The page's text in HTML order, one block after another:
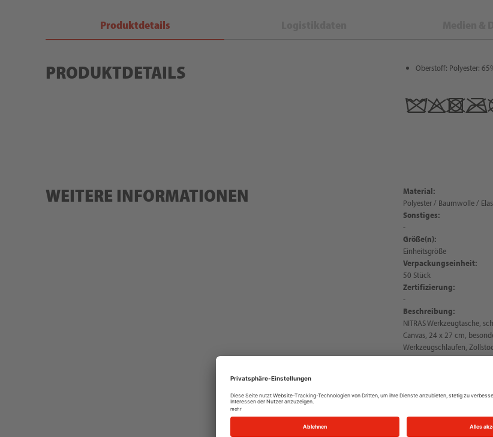
Produktdetails
PRODUKTDETAILS Oberstoff: Polyester:
WEITERE INFORMATIONEN
Material:
Polyester / Baumwolle /
Sonstiges:
-
Größe(n):
Einheitsgröße
Verpackungseinheit:
50 Stück
Zertifizierung:
-
Beschreibung:
NITRAS Werkzeugtasche,
Canvas, 24 x 27 cm,
Werkzeugschlaufen,
mit YKK-Reißverschluss,
Druckknöpfen zur